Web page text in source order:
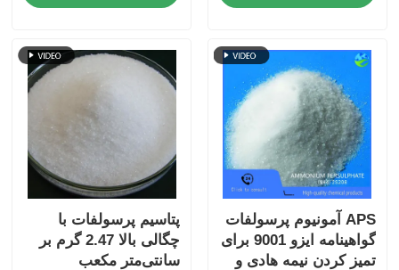
مصارف صنعتی و
APS آمونیوم پرسولفات
گواهینامه ایزو 9001 برای
تمیز کردن نیمه هادی و
پتاسیم پرسولفات با
چگالی بالا 2.47 گرم بر
سانتی‌متر مکعب